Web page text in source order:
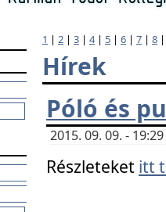
1 | 2 | 3 | 4| 5 | 6 | 7 | 8
Hírek
Póló és
2015. 09. 09. -
Részleteket itt